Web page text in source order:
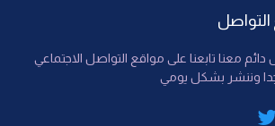
التواصل
معنا تابعنا على مواقع التواصل الاجتماعي
وننشر بشكل يومي